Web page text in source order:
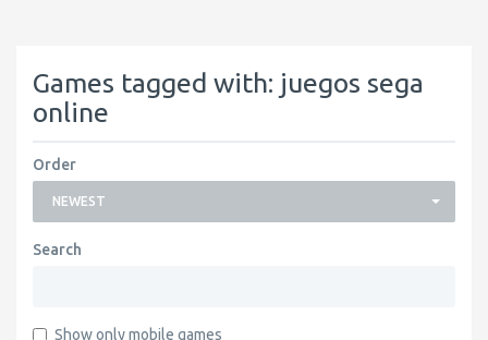
Games tagged with: juegos sega
online
Order
NEWEST
Search
Show only mobile games